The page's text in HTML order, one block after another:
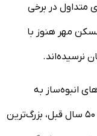
متداول در برخی
مهر هنوز با
انبوه‌ساز به
صادرات وابسته است، خاطرنشان کرد: حدود ۵۰ سال قبل، بزرگ‌ترین